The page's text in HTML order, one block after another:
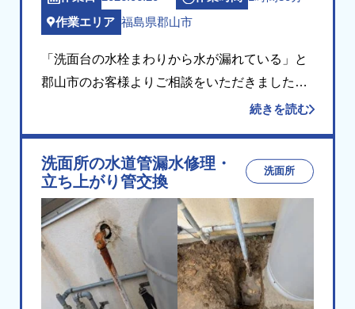
作業エリア 福島県郡山市
「洗面台の水栓まわりから水が漏れている」と
郡山市のお客様よりご相談をいただきました。
現場にお伺いして確認したところ、長年ご使用
た。経年 […]
続きを読む
洗面所の水道管漏水修理・
立ち上がり管交換
洗面所